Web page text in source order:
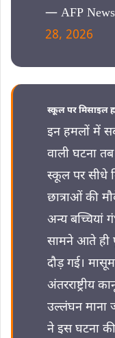
— AFP
28, 2026
स्कूल पर मिसाइल
इन हमलों में
वाली घटना
स्कूल पर सीधे
छात्राओं की
अन्य बच्चियां
सामने आते ही
दौड़ गई।
अंतरराष्ट्रीय
उल्लंघन माना
ने इस घटना की